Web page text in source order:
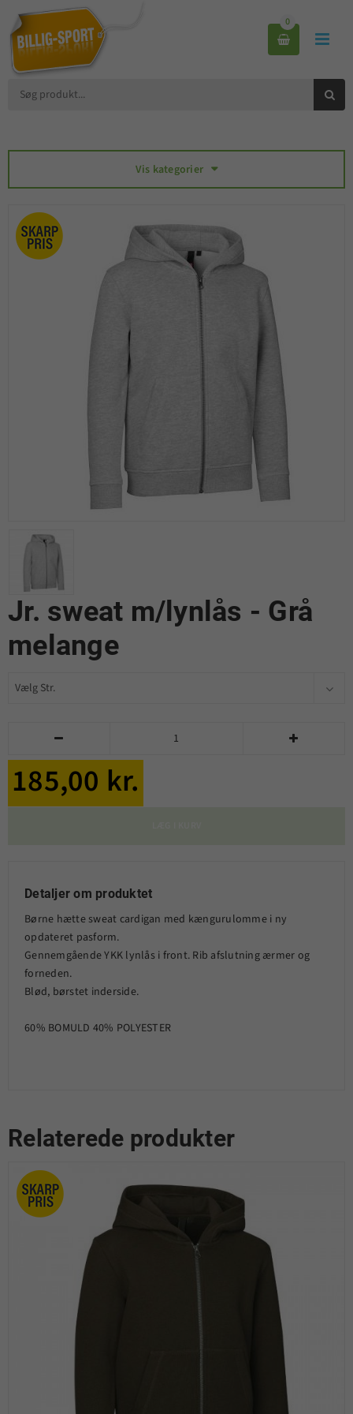


0

Vis kategorier 
Jr. sweat m/lynlås - Grå
melange
 
185,00 kr.
Detaljer om produktet
Børne hætte sweat cardigan med kængurulomme i ny
opdateret pasform.
Gennemgående YKK lynlås i front. Rib afslutning ærmer og
forneden.
Blød, børstet inderside.
60% BOMULD 40% POLYESTER
Relaterede produkter